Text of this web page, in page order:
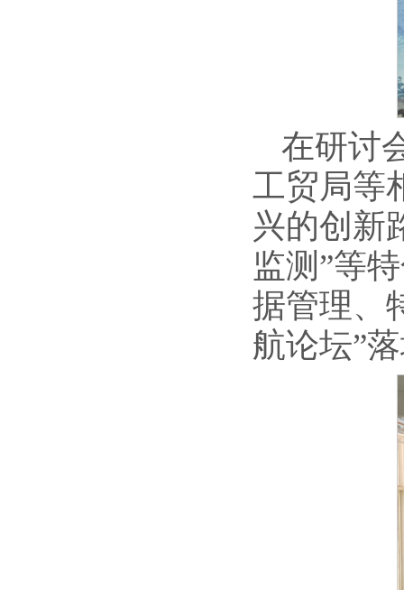
在研讨
工贸局等
兴的创新
监测”等
据管理、
航论坛”